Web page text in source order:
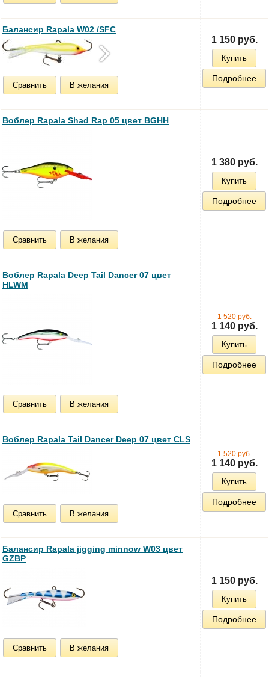
Балансир Rapala W02 /SFC
Сравнить В желания
1 150 руб.
Купить
Подробнее
Воблер Rapala Shad Rap 05 цвет BGHH
Сравнить В желания
1 380 руб.
Купить
Подробнее
Воблер Rapala Deep Tail Dancer 07 цвет
HLWM
Сравнить В желания
1 520 руб.
1 140 руб.
Купить
Подробнее
Воблер Rapala Tail Dancer Deep 07 цвет CLS
Сравнить В желания
1 520 руб.
1 140 руб.
Купить
Подробнее
Балансир Rapala jigging minnow W03 цвет
GZBP
Сравнить В желания
1 150 руб.
Купить
Подробнее